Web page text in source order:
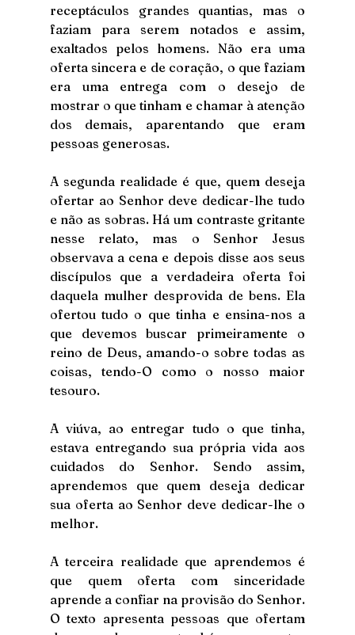
receptáculos grandes quantias, mas o
faziam para serem notados e assim,
exaltados pelos homens. Não era uma
oferta sincera e de coração, o que faziam
era uma entrega com o desejo de
mostrar o que tinham e chamar à atenção
dos demais, aparentando que eram
pessoas generosas.
A segunda realidade é que, quem deseja
ofertar ao Senhor deve dedicar-lhe tudo
e não as sobras. Há um contraste gritante
nesse relato, mas o Senhor Jesus
observava a cena e depois disse aos seus
discípulos que a verdadeira oferta foi
daquela mulher desprovida de bens. Ela
ofertou tudo o que tinha e ensina-nos a
que devemos buscar primeiramente o
reino de Deus, amando-o sobre todas as
coisas, tendo-O como o nosso maior
tesouro.
A viúva, ao entregar tudo o que tinha,
estava entregando sua própria vida aos
cuidados do Senhor. Sendo assim,
aprendemos que quem deseja dedicar
sua oferta ao Senhor deve dedicar-lhe o
melhor.
A terceira realidade que aprendemos é
que quem oferta com sinceridade
aprende a confiar na provisão do Senhor.
O texto apresenta pessoas que ofertam